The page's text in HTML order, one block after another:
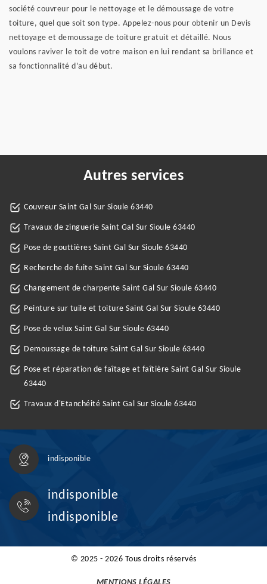
société couvreur pour le nettoyage et le démoussage de votre
toiture, quel que soit son type. Appelez-nous pour obtenir un Devis
nettoyage et demoussage de toiture gratuit et détaillé. Nous
voulons raviver le toit de votre maison en lui rendant sa brillance et
sa fonctionnalité d’au début.
Autres services
Couvreur Saint Gal Sur Sioule 63440
Travaux de zinguerie Saint Gal Sur Sioule 63440
Pose de gouttières Saint Gal Sur Sioule 63440
Recherche de fuite Saint Gal Sur Sioule 63440
Changement de charpente Saint Gal Sur Sioule 63440
Peinture sur tuile et toiture Saint Gal Sur Sioule 63440
Pose de velux Saint Gal Sur Sioule 63440
Demoussage de toiture Saint Gal Sur Sioule 63440
Pose et réparation de faîtage et faîtière Saint Gal Sur Sioule
63440
Travaux d'Etanchéité Saint Gal Sur Sioule 63440
indisponible
indisponible
indisponible
© 2025 - 2026 Tous droits réservés